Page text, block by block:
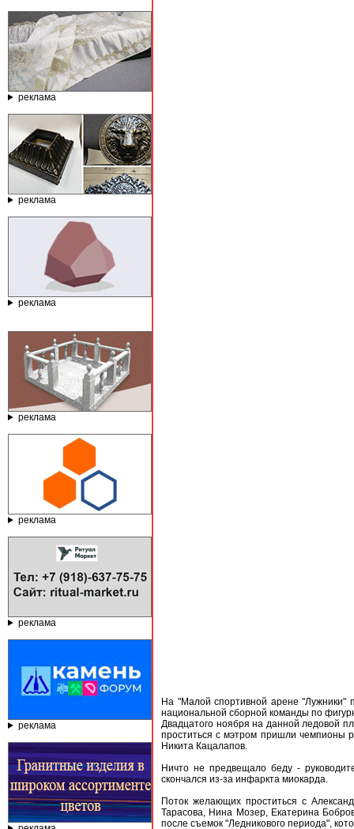
реклама
реклама
реклама
реклама
реклама
реклама
реклама
На "Малой спортивной арене "Лужники"
национальной сборной команды по
Двадцатого ноября на данной ледовой
проститься с мэтром пришли чемпионы
Никита Кацалапов.
Ничто не предвещало беду -
скончался из-за инфаркта миокарда.
Поток желающих проститься с
Тарасова, Нина Мозер, Екатерина
после съемок "Ледникового периода",